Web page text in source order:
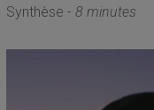
Synthèse - 8 minutes